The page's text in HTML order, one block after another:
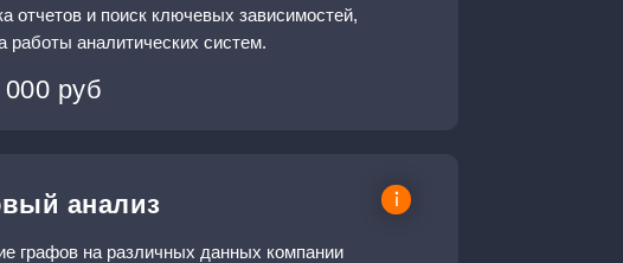
руб
отчетов и поиск ключевых зависимостей,
работы аналитических систем.
анализ
графов на различных данных компании